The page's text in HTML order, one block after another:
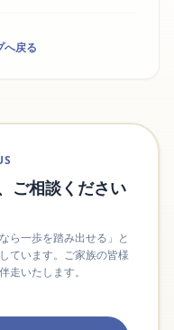
へ戻る
ご相談ください
ら一歩を踏み出せる」と
ています。ご家族の皆様
走いたします。